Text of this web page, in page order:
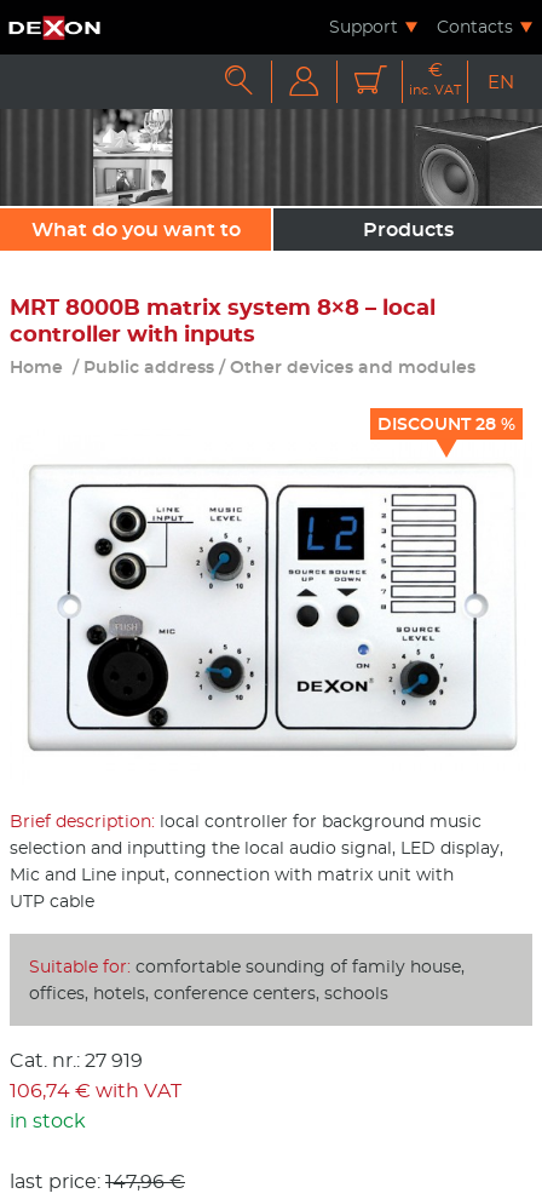
Support Contacts
   €
inc. VAT EN
What do you want to
Products
MRT 8000B matrix system 8×8 – local
controller with inputs
Home / Public address /Other devices and modules
DISCOUNT 28 %
Brief description: local controller for background music
selection and inputting the local audio signal, LED display,
Mic and Line input, connection with matrix unit with
UTP cable
Suitable for: comfortable sounding of family house,
offices, hotels, conference centers, schools
Cat. nr.: 27 919
106,74 € with VAT
in stock
last price: 147,96 €